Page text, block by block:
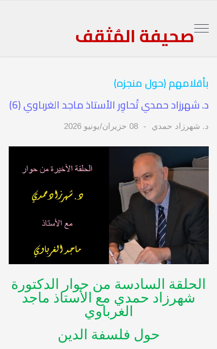
صحيفة المُثقف
بأقلامهم (حول منجزه)
د. شهرزاد حمدي تُحاوِر الأستاذ ماجد الغرباوي (6)
د. شهرزاد حمدي 08 حزيران/يونيو 2026
الحلقة السادسة من حوار الدكتورة
شهرزاد حمدي مع الأستاذ ماجد
الغرباوي
حول فلسفة الدين